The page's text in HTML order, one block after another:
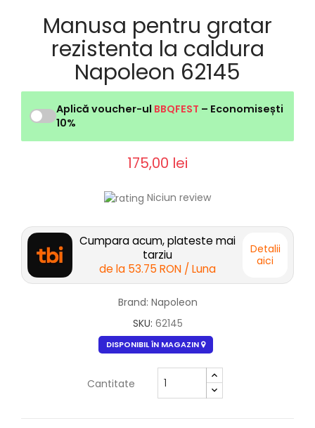
Manusa pentru gratar
rezistenta la caldura
Napoleon 62145
Aplică voucher-ul BBQFEST – Economisești
10%
175,00 lei
Niciun review
Cumpara acum, plateste mai
tarziu
de la 53.75 RON / Luna
Detalii
aici
Brand: Napoleon
SKU: 62145
DISPONIBIL ÎN MAGAZIN
Cantitate